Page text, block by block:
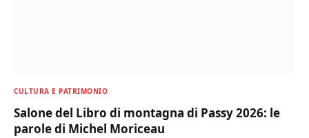
CULTURA E PATRIMONIO
Salone del Libro di montagna di Passy 2026: le
parole di Michel Moriceau